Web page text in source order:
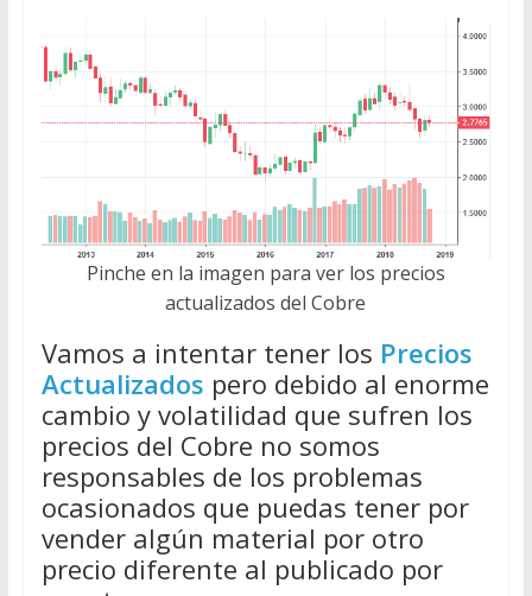
Pinche en la imagen para ver los precios
actualizados del Cobre
Vamos a intentar tener los Precios
Actualizados pero debido al enorme
cambio y volatilidad que sufren los
precios del Cobre no somos
responsables de los problemas
ocasionados que puedas tener por
vender algún material por otro
precio diferente al publicado por